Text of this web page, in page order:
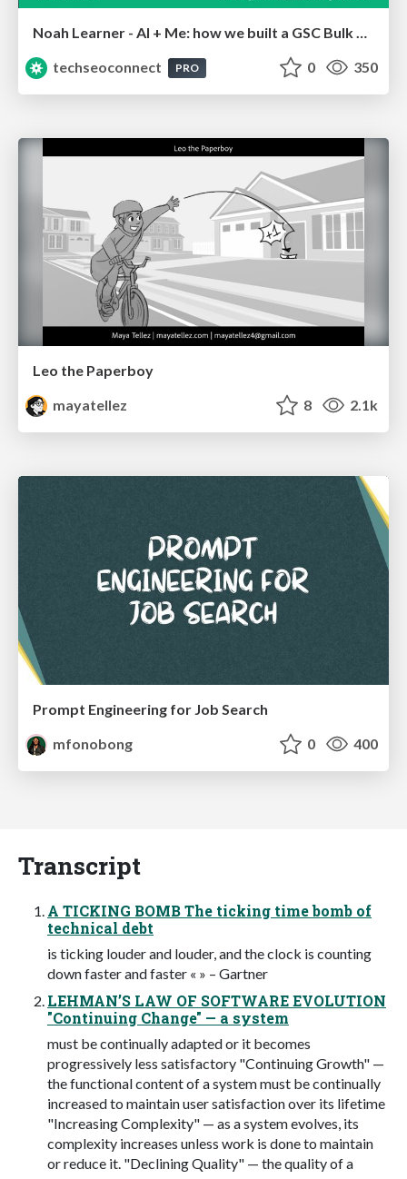
Noah Learner - AI + Me: how we built a GSC Bulk Export data pipeline
techseoconnect
PRO 0 350
Leo the Paperboy
mayatellez
8 2.1k
Prompt Engineering for Job Search
mfonobong
0 400
Transcript
A TICKING BOMB The ticking time bomb of
technical debt
is ticking louder and louder, and the clock is counting
down faster and faster « » – Gartner
LEHMAN’S LAW OF SOFTWARE EVOLUTION
"Continuing Change" — a system
must be continually adapted or it becomes
progressively less satisfactory "Continuing Growth" —
the functional content of a system must be continually
increased to maintain user satisfaction over its lifetime
"Increasing Complexity" — as a system evolves, its
complexity increases unless work is done to maintain
or reduce it. "Declining Quality" — the quality of a